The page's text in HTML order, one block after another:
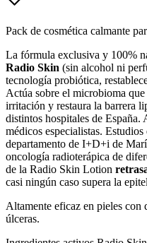
Pack de cosmética calmante
La fórmula exclusiva y 100%
Radio Skin (sin alcohol ni
tecnología probiótica,
Actúa sobre el microbioma
irritación y restaura la barrera
distintos hospitales de
médicos especialistas.
departamento de I+D+i de
oncología radioterápica de
de la Radio Skin Lotion
casi ningún caso supera la
Altamente eficaz en pieles con
úlceras.